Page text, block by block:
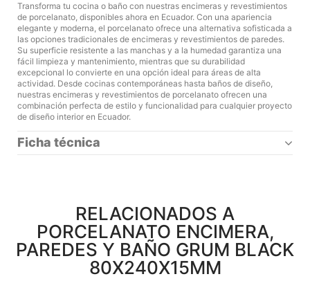
Transforma tu cocina o baño con nuestras encimeras y revestimientos
de porcelanato, disponibles ahora en Ecuador. Con una apariencia
elegante y moderna, el porcelanato ofrece una alternativa sofisticada a
las opciones tradicionales de encimeras y revestimientos de paredes.
Su superficie resistente a las manchas y a la humedad garantiza una
fácil limpieza y mantenimiento, mientras que su durabilidad
excepcional lo convierte en una opción ideal para áreas de alta
actividad. Desde cocinas contemporáneas hasta baños de diseño,
nuestras encimeras y revestimientos de porcelanato ofrecen una
combinación perfecta de estilo y funcionalidad para cualquier proyecto
de diseño interior en Ecuador.
Ficha técnica
RELACIONADOS A
PORCELANATO ENCIMERA,
PAREDES Y BAÑO GRUM BLACK
80X240X15MM